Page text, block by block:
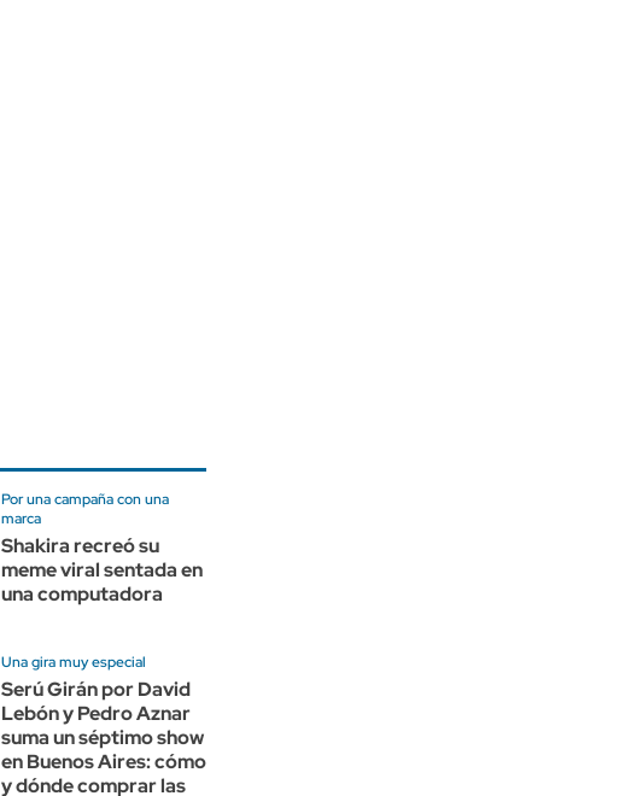
Por una campaña con una
marca
Shakira recreó su
meme viral sentada en
una computadora
Una gira muy especial
Serú Girán por David
Lebón y Pedro Aznar
suma un séptimo show
en Buenos Aires: cómo
y dónde comprar las